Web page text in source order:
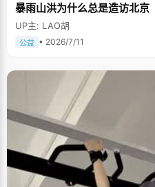
暴雨山洪为什么总是造访北京
UP主: LAO胡
公益 • 2026/7/11